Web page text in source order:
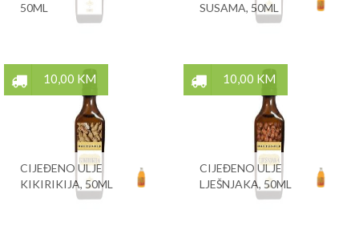
50ML
SUSAMA, 50ML
10,00 KM
CIJEĐENO ULJE
KIKIRIKIJA, 50ML
10,00 KM
CIJEĐENO ULJE
LJEŠNJAKA, 50ML